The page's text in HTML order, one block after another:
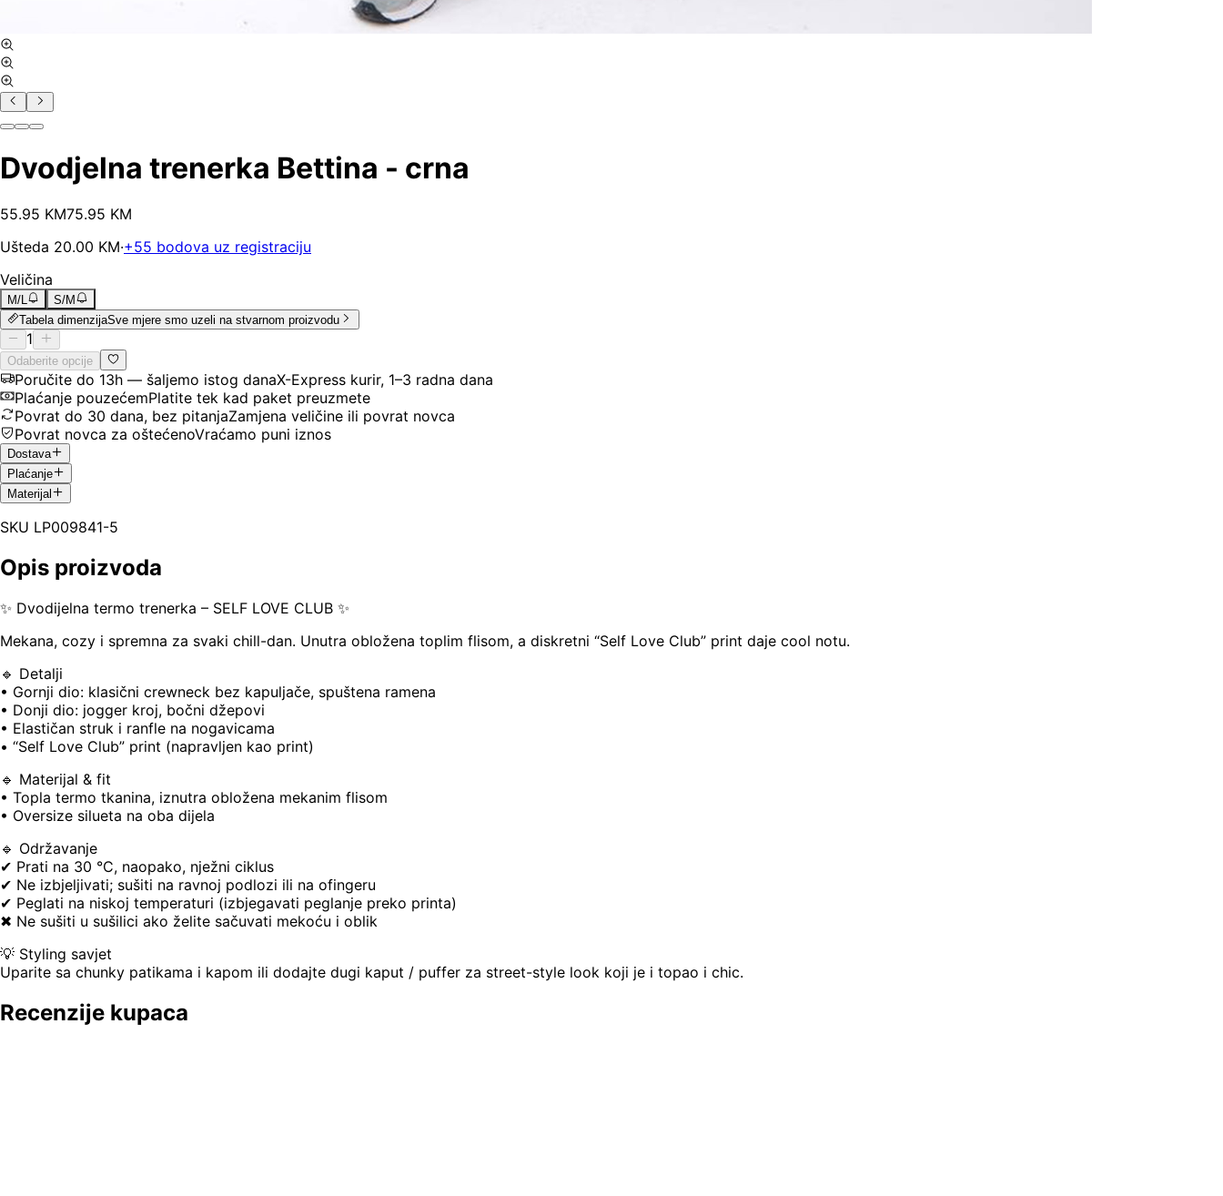
Dvodjelna trenerka Bettina - crna
55.95 KM75.95 KM
Ušteda 20.00 KM·+55 bodova uz registraciju
Veličina
M/L
S/M
Tabela dimenzijaSve mjere smo uzeli na stvarnom proizvodu
1
Odaberite opcije
Poručite do 13h — šaljemo istog danaX-Express kurir, 1–3 radna dana
Plaćanje pouzećemPlatite tek kad paket preuzmete
Povrat do 30 dana, bez pitanjaZamjena veličine ili povrat novca
Povrat novca za oštećenoVraćamo puni iznos
Dostava
Plaćanje
Materijal
SKU LP009841-5
Opis proizvoda
✨ Dvodijelna termo trenerka – SELF LOVE CLUB ✨
Mekana, cozy i spremna za svaki chill-dan. Unutra obložena toplim flisom, a diskretni “Self Love Club” print daje cool notu.
🔹 Detalji
• Gornji dio: klasični crewneck bez kapuljače, spuštena ramena
• Donji dio: jogger kroj, bočni džepovi
• Elastičan struk i ranfle na nogavicama
• “Self Love Club” print (napravljen kao print)
🔹 Materijal & fit
• Topla termo tkanina, iznutra obložena mekanim flisom
• Oversize silueta na oba dijela
🔹 Održavanje
✔ Prati na 30 °C, naopako, nježni ciklus
✔ Ne izbjeljivati; sušiti na ravnoj podlozi ili na ofingeru
✔ Peglati na niskoj temperaturi (izbjegavati peglanje preko printa)
✖ Ne sušiti u sušilici ako želite sačuvati mekoću i oblik
💡 Styling savjet
Uparite sa chunky patikama i kapom ili dodajte dugi kaput / puffer za street-style look koji je i topao i chic.
Recenzije kupaca